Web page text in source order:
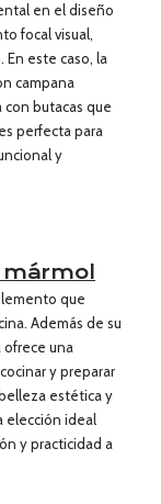
en el diseño
focal visual,
este caso, la
campana
con butacas que
perfecta para
y
que
Además de su
una
y preparar
estética y
elección ideal
y practicidad a